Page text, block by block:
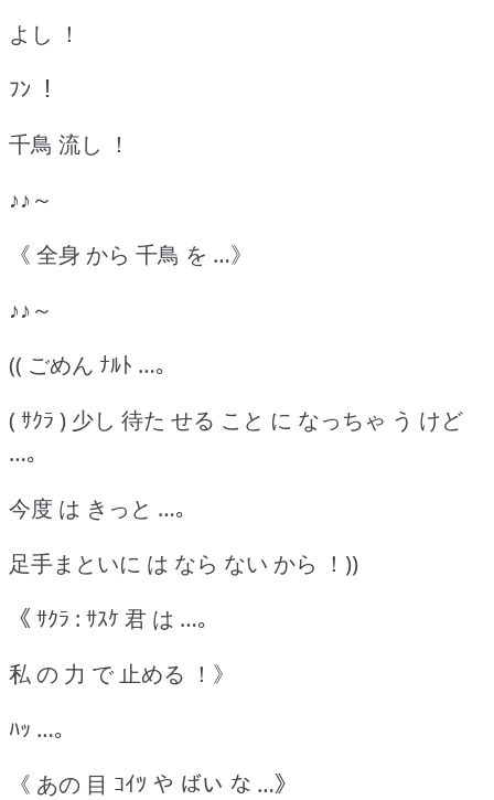
よし ！
ﾌﾝ ！
千鳥 流し ！
♪♪～
《 全身 から 千鳥 を …》
♪♪～
(( ごめん ﾅﾙﾄ …｡
( ｻｸﾗ ) 少し 待た せる こと に なっちゃ う けど
…｡
今度 は きっと …｡
足手まといに は なら ない から ！))
《 ｻｸﾗ : ｻｽｹ 君 は …｡
私 の 力 で 止める ！》
ﾊｯ …｡
《 あの 目 ｺｲﾂ や ばい な …》